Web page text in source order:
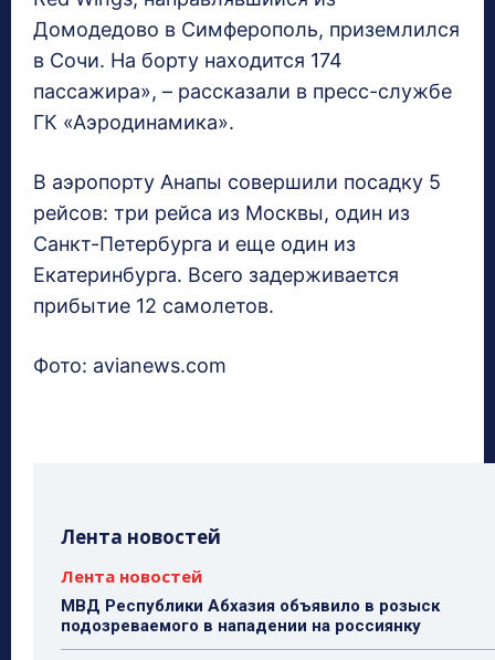
Домодедово в Симферополь, приземлился
в Сочи. На борту находится 174
пассажира», – рассказали в пресс-службе
ГК «Аэродинамика».
В аэропорту Анапы совершили посадку 5
рейсов: три рейса из Москвы, один из
Санкт-Петербурга и еще один из
Екатеринбурга. Всего задерживается
прибытие 12 самолетов.
Фото: avianews.com
Лента новостей
Лента новостей
МВД Республики Абхазия объявило в розыск
подозреваемого в нападении на россиянку